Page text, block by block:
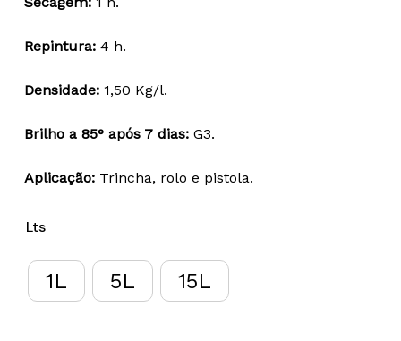
Repintura:4 h.
Densidade:1,50 Kg/l.
Brilho a 85° após 7 dias:G3.
Aplicação:Trincha, rolo e pistola.
Lts
1L 5L 15L